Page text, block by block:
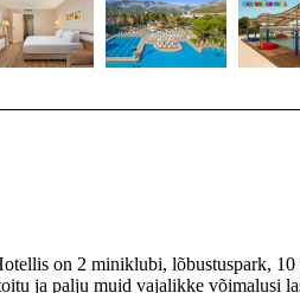
on 2 miniklubi, lõbustuspark, 10
ja palju muid vajalikke võimalusi